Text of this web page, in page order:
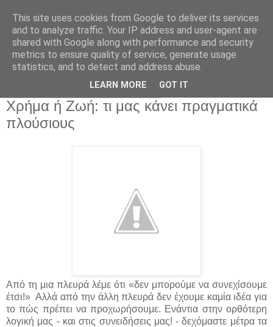
Χρήμα ή Ζωή: τι μας κάνει πραγματικά
πλούσιους
Από τη μια πλευρά λέμε ότι «δεν μπορούμε να συνεχίσουμε
έτσι!» Αλλά από την άλλη πλευρά δεν έχουμε καμία ιδέα για
το πώς πρέπει να προχωρήσουμε. Ενάντια στην ορθότερη
λογική μας - και στις συνειδήσεις μας! - δεχόμαστε μέτρα τα
This site uses cookies from Google to deliver its services
and to analyze traffic. Your IP address and user-agent are
shared with Google along with performance and security
metrics to ensure quality of service, generate usage
statistics, and to detect and address abuse.
LEARN MORE GOT IT